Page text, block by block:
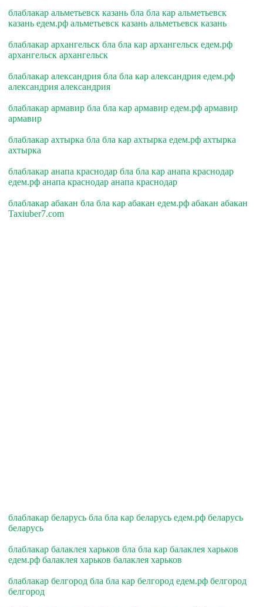
блаблакар альметьевск казань бла бла кар альметьевск
казань едем.рф альметьевск казань альметьевск казань
блаблакар архангельск бла бла кар архангельск едем.рф
архангельск архангельск
блаблакар александрия бла бла кар александрия едем.рф
александрия александрия
блаблакар армавир бла бла кар армавир едем.рф армавир
армавир
блаблакар ахтырка бла бла кар ахтырка едем.рф ахтырка
ахтырка
блаблакар анапа краснодар бла бла кар анапа краснодар
едем.рф анапа краснодар анапа краснодар
блаблакар абакан бла бла кар абакан едем.рф абакан абакан
Taxiuber7.com
блаблакар беларусь бла бла кар беларусь едем.рф беларусь
беларусь
блаблакар балаклея харьков бла бла кар балаклея харьков
едем.рф балаклея харьков балаклея харьков
блаблакар белгород бла бла кар белгород едем.рф белгород
белгород